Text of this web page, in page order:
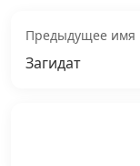
Предыдущее имя
Загидат